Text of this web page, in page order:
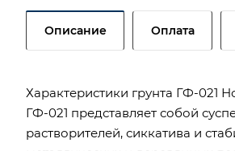
Описание Оплата
Характеристики грунта ГФ-021
ГФ-021 представляет собой
растворителей, сиккатива и